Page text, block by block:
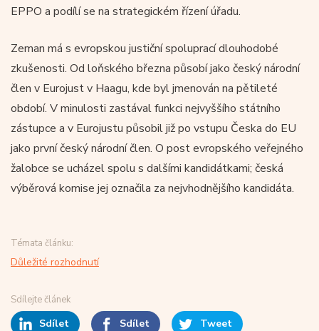
EPPO a podílí se na strategickém řízení úřadu.
Zeman má s evropskou justiční spoluprací dlouhodobé
zkušenosti. Od loňského března působí jako český národní
člen v Eurojust v Haagu, kde byl jmenován na pětileté
období. V minulosti zastával funkci nejvyššího státního
zástupce a v Eurojustu působil již po vstupu Česka do EU
jako první český národní člen. O post evropského veřejného
žalobce se ucházel spolu s dalšími kandidátkami; česká
výběrová komise jej označila za nejvhodnějšího kandidáta.
Témata článku:
Důležité rozhodnutí
Sdílejte článek
Sdílet Sdílet Tweet